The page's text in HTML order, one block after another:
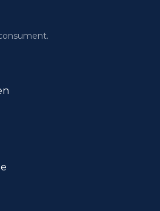
WOZ-
wonen in
komen
in Roosendaal?